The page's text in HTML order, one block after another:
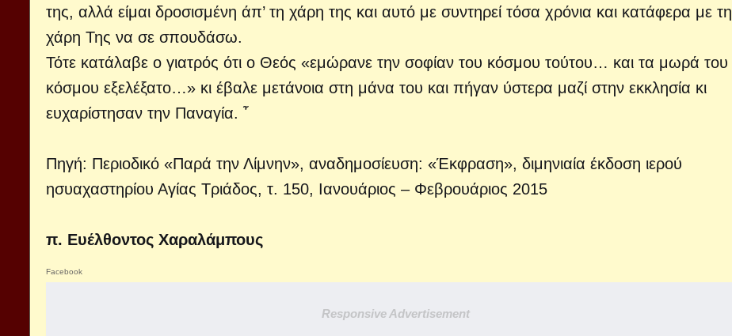
της, αλλά είμαι δροσισμένη άπ’ τη χάρη της και αυτό με συντηρεί τόσα χρόνια και κατάφερα με τη
χάρη Της να σε σπουδάσω.
Τότε κατάλαβε ο γιατρός ότι ο Θεός «εμώρανε την σοφίαν του κόσμου τούτου… και τα μωρά του
κόσμου εξελέξατο…» κι έβαλε μετάνοια στη μάνα του και πήγαν ύστερα μαζί στην εκκλησία κι
ευχαρίστησαν την Παναγία. ῏
Πηγή: Περιοδικό «Παρά την Λίμνην», αναδημοσίευση: «Έκφραση», διμηνιαία έκδοση ιερού
ησυαχαστηρίου Αγίας Τριάδος, τ. 150, Ιανουάριος – Φεβρουάριος 2015
π. Ευέλθοντος Χαραλάμπους
Facebook
Responsive Advertisement